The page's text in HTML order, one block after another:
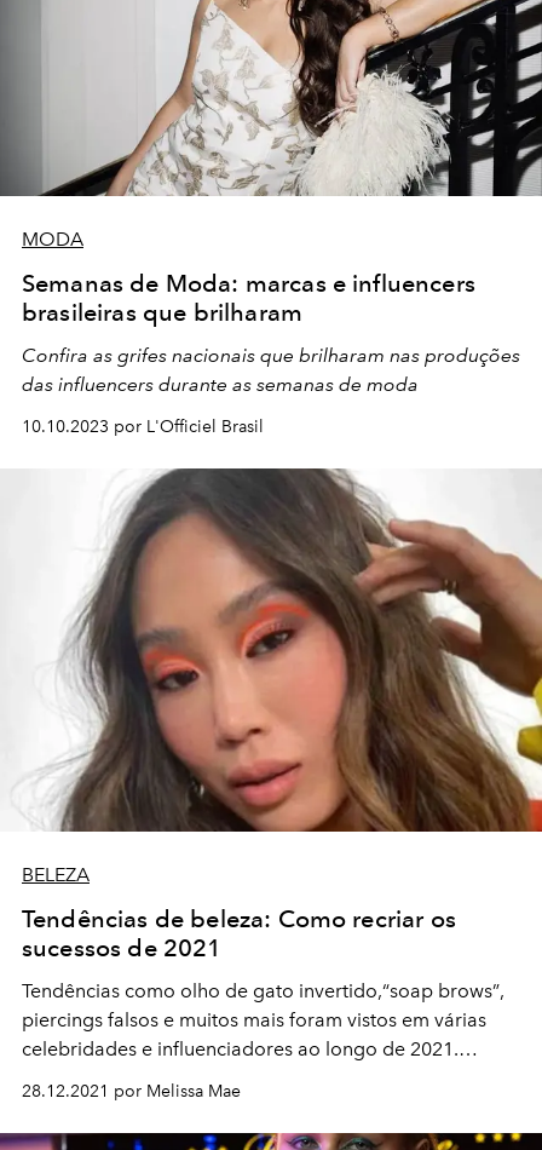
MODA
Semanas de Moda: marcas e influencers
brasileiras que brilharam
Confira as grifes nacionais que brilharam nas produções
das influencers durante as semanas de moda
10.10.2023 por L'Officiel Brasil
BELEZA
Tendências de beleza: Como recriar os
sucessos de 2021
Tendências como olho de gato invertido,“soap brows”,
piercings falsos e muitos mais foram vistos em várias
celebridades e influenciadores ao longo de 2021.
Separamos algumas para te ajudar a recriar, se você
ainda não experimentou.
28.12.2021 por Melissa Mae